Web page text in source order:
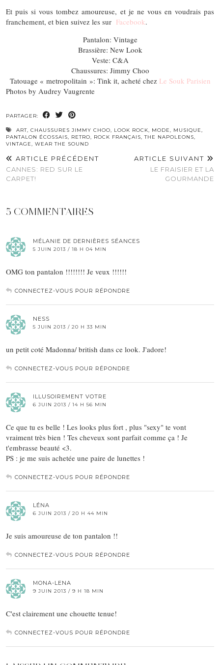
Et puis si vous tombez amoureuse, et je ne vous en voudrais pas
franchement, et bien suivez les sur Facebook.
Pantalon: Vintage
Brassière: New Look
Veste: C&A
Chaussures: Jimmy Choo
Tatouage « metropolitain »: Tink it, acheté chez Le Souk Parisien
Photos by Audrey Vaugrente
PARTAGER:
ART, CHAUSSURES JIMMY CHOO, LOOK ROCK, MODE, MUSIQUE,
PANTALON ÉCOSSAIS, RETRO, ROCK FRANÇAIS,THE NAPOLEONS,
VINTAGE, WEAR THE SOUND
ARTICLE PRÉCÉDENT
CANNES: RED SUR LE
CARPET!
ARTICLE SUIVANT
LE FRAISIER ET LA
GOURMANDE
5 COMMENTAIRES
MÉLANIE DE DERNIÈRES SÉANCES
5 JUIN 2013 / 18 H 04 MIN
OMG ton pantalon !!!!!!!! Je veux !!!!!!
CONNECTEZ-VOUS POUR RÉPONDRE
NESS
5 JUIN 2013 / 20 H 33 MIN
un petit coté Madonna/ british dans ce look. J'adore!
CONNECTEZ-VOUS POUR RÉPONDRE
ILLUSOIREMENT VOTRE
6 JUIN 2013 / 14 H 56 MIN
Ce que tu es belle ! Les looks plus fort , plus "sexy" te vont
vraiment très bien ! Tes cheveux sont parfait comme ça ! Je
t'embrasse beauté <3.
PS : je me suis achetée une paire de lunettes !
CONNECTEZ-VOUS POUR RÉPONDRE
LÉNA
6 JUIN 2013 / 20 H 44 MIN
Je suis amoureuse de ton pantalon !!
CONNECTEZ-VOUS POUR RÉPONDRE
MONA-LENA
9 JUIN 2013 / 9 H 18 MIN
C'est clairement une chouette tenue!
CONNECTEZ-VOUS POUR RÉPONDRE